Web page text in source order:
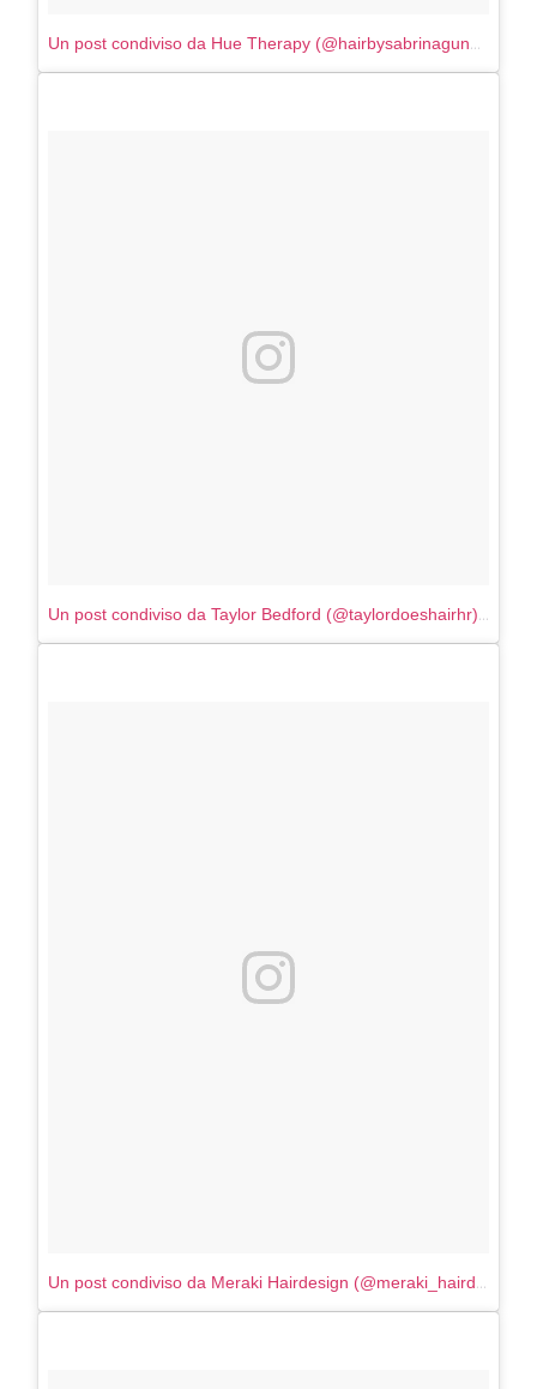
Un post condiviso da Hue Therapy (@hairbysabrinagunnels)
Un post condiviso da Taylor Bedford (@taylordoeshairhr)
in data:
Un post condiviso da Meraki Hairdesign (@meraki_hairdesign)